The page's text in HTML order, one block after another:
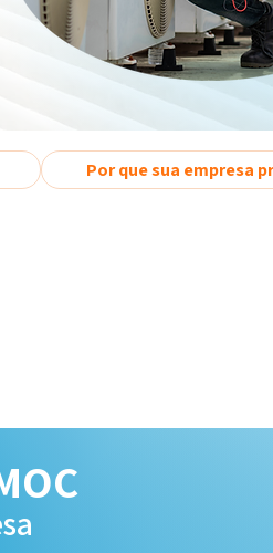
Por que sua empresa